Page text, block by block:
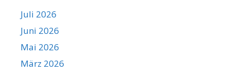
Juli 2026
Juni 2026
Mai 2026
März 2026